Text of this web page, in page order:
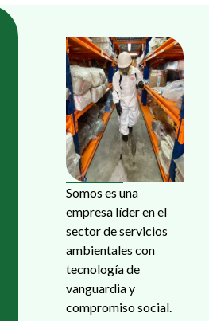
Somos es una
empresa líder en el
sector de servicios
ambientales con
tecnología de
vanguardia y
compromiso social.